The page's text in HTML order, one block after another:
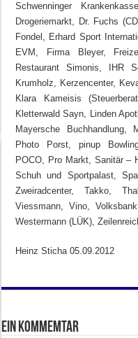
Schwenninger
Drogeriemarkt, Dr. Fuchs
Fondel, Erhard Sport
EVM, Firma Bleyer,
Restaurant Simonis, IHR
Krumholz, Kerzencenter,
Klara Kameisis
Kletterwald Sayn, Linden
Mayersche Buchhandlung,
Photo Porst, pinup
POCO, Pro Markt, Sanitär –
Schuh und Sportpalast,
Zweiradcenter, Takko,
Viessmann, Vino,
Westermann (LÜK),
Heinz Sticha 05.09.2012
Ein Kommemtar